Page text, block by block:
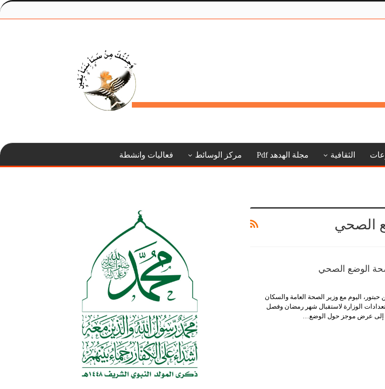
الثقافية مجلة الهدهد Pdf مركز الوسائط فعاليات وانشطة
الصحي
الوضع الصحي
اليوم مع وزير الصحة العامة والسكان
الوزارة لاستقبال شهر رمضان وفصل
إلى عرض موجز حول الوضع…